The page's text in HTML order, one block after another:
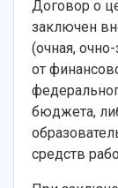
Договор о
заключен
(очная,
от
бюджета,
средств